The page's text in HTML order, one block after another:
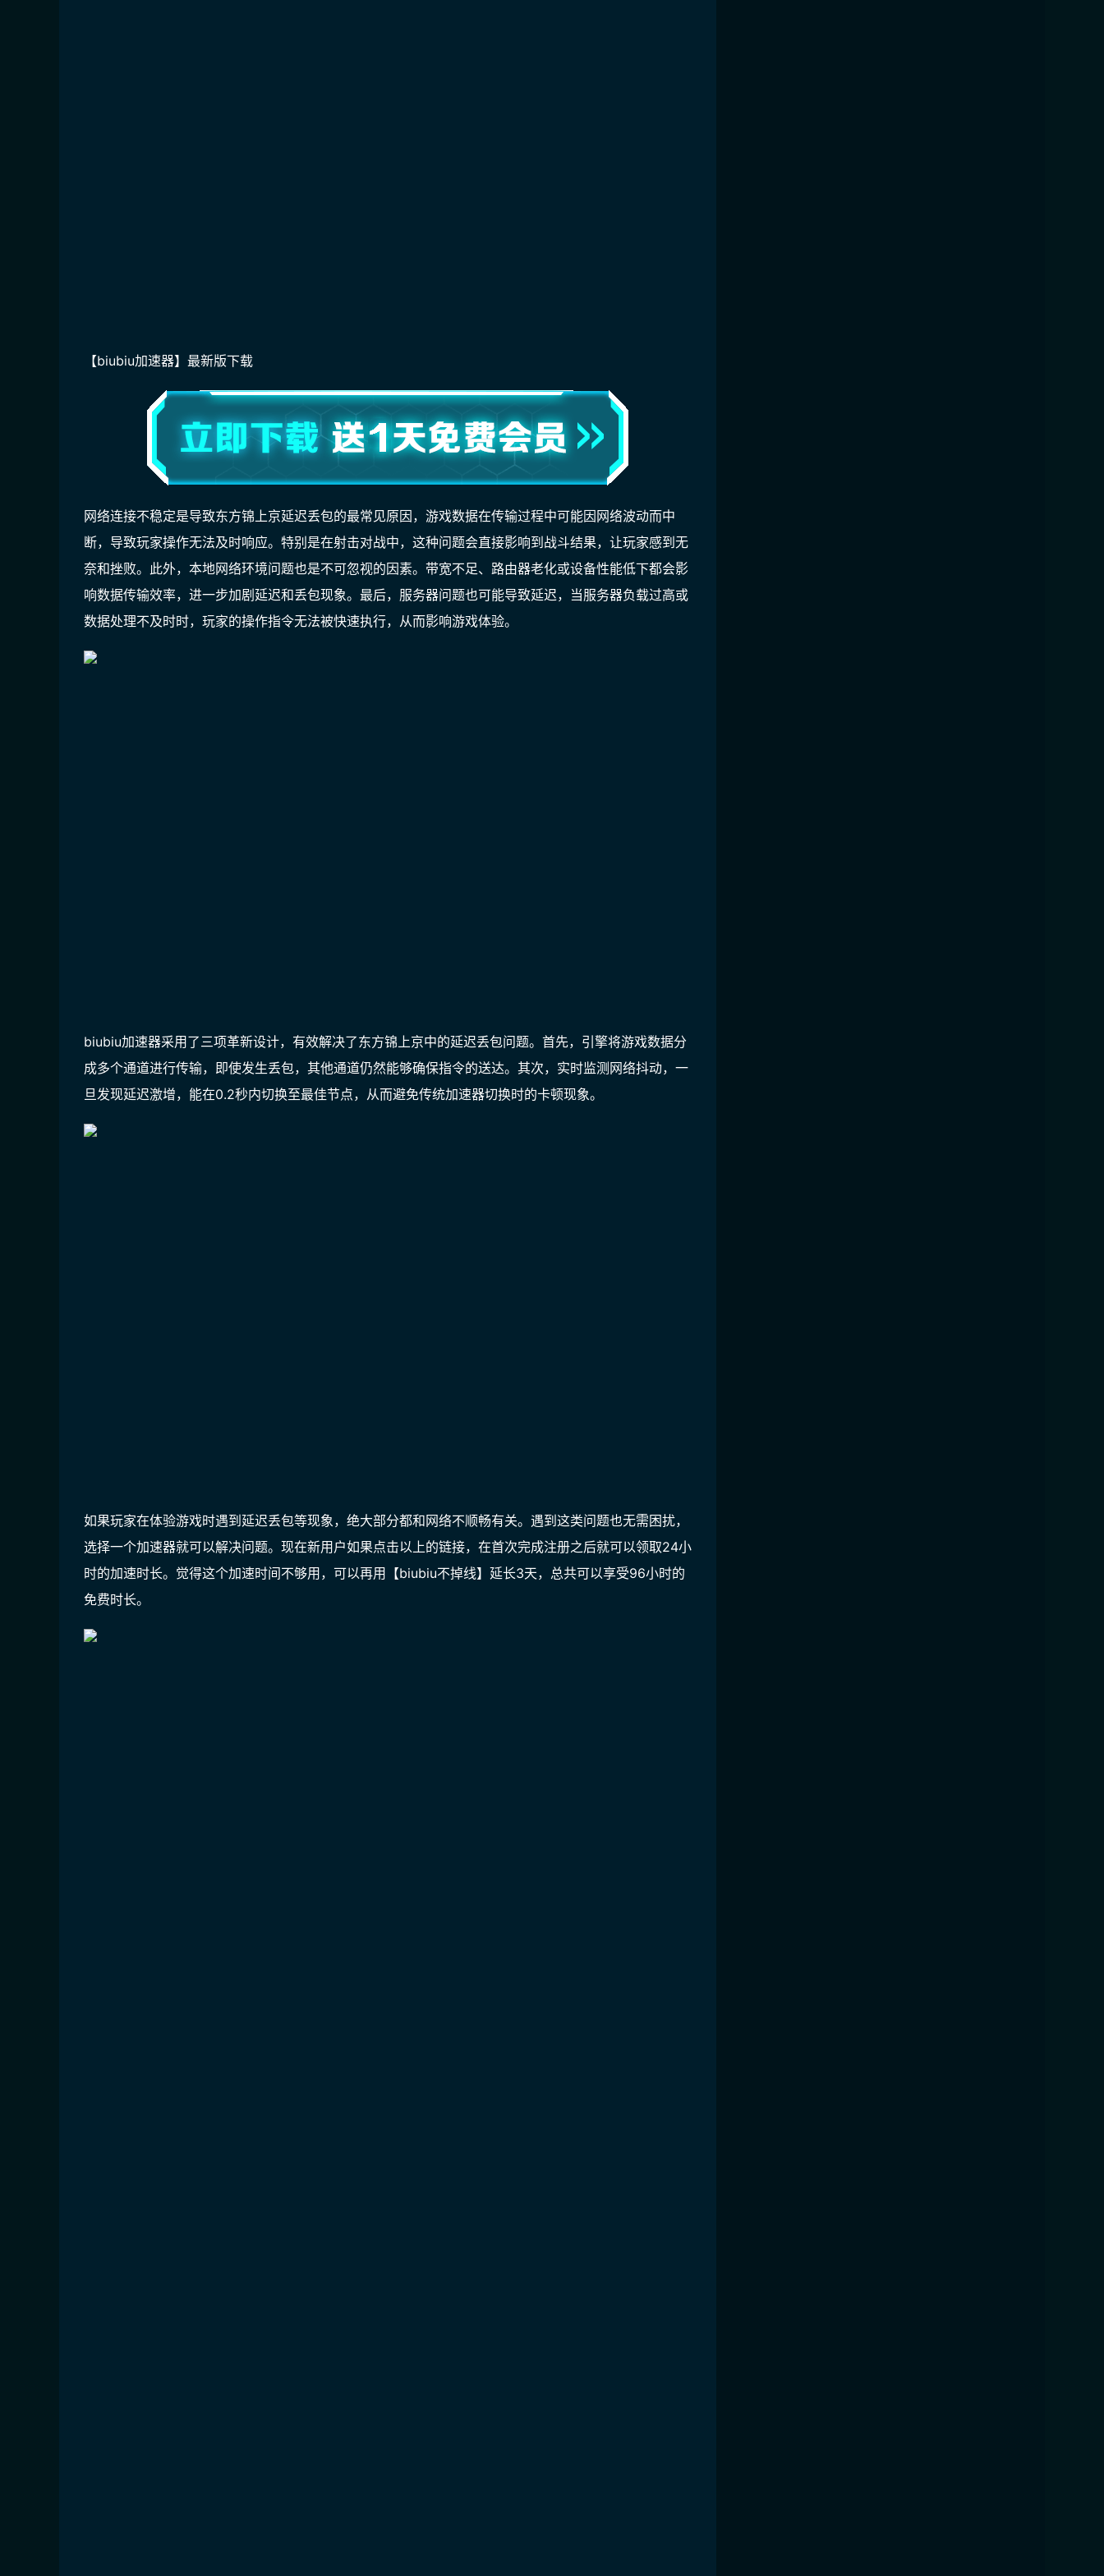
【biubiu加速器】最新版下载
网络连接不稳定是导致东方锦上京延迟丢包的最常见原因，游戏数据在传输过程中可能因网络波动而中
断，导致玩家操作无法及时响应。特别是在射击对战中，这种问题会直接影响到战斗结果，让玩家感到无
奈和挫败。此外，本地网络环境问题也是不可忽视的因素。带宽不足、路由器老化或设备性能低下都会影
响数据传输效率，进一步加剧延迟和丢包现象。最后，服务器问题也可能导致延迟，当服务器负载过高或
数据处理不及时时，玩家的操作指令无法被快速执行，从而影响游戏体验。
biubiu加速器采用了三项革新设计，有效解决了东方锦上京中的延迟丢包问题。首先，引擎将游戏数据分
成多个通道进行传输，即使发生丢包，其他通道仍然能够确保指令的送达。其次， 实时监测网络抖动，一
旦发现延迟激增，能在0.2秒内切换至最佳节点，从而避免传统加速器切换时的卡顿现象。
如果玩家在体验游戏时遇到延迟丢包等现象，绝大部分都和网络不顺畅有关。遇到这类问题也无需困扰，
选择一个加速器就可以解决问题。现在新用户如果点击以上的链接，在首次完成注册之后就可以领取24小
时的加速时长。 觉得这个加速时间不够用，可以再用【biubiu不掉线】延长3天，总共可以享受96小时的
免费时长。